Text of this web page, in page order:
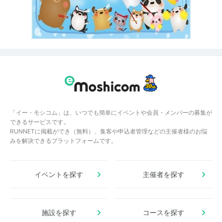
「イー・モシコム」は、いつでも簡単にイベントや会員・メンバーの募集が
できるサービスです。
RUNNETに掲載ができ（無料）、集客や申込者管理などの主催者様のお悩
みを解決できるプラットフォームです。
イベントを探す 主催者を探す
施設を探す コースを探す